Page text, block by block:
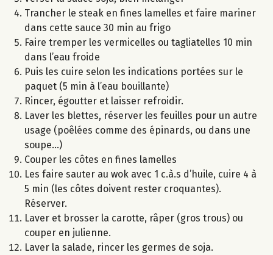
Trancher le steak en fines lamelles et faire mariner
dans cette sauce 30 min au frigo
Faire tremper les vermicelles ou tagliatelles 10 min
dans l’eau froide
Puis les cuire selon les indications portées sur le
paquet (5 min à l’eau bouillante)
Rincer, égoutter et laisser refroidir.
Laver les blettes, réserver les feuilles pour un autre
usage (poêlées comme des épinards, ou dans une
soupe...)
Couper les côtes en fines lamelles
Les faire sauter au wok avec 1 c.à.s d’huile, cuire 4 à
5 min (les côtes doivent rester croquantes).
Réserver.
Laver et brosser la carotte, râper (gros trous) ou
couper en julienne.
Laver la salade, rincer les germes de soja.